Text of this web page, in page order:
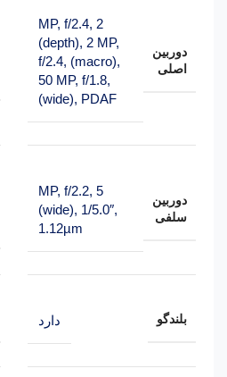
دوربین
اصلی
2 MP, f/2.4,
(depth), 2 MP,
f/2.4, (macro),
50 MP, f/1.8,
(wide), PDAF
دوربین
سلفی
5 MP, f/2.2,
(wide), 1/5.0″,
1.12µm
بلندگو دارد